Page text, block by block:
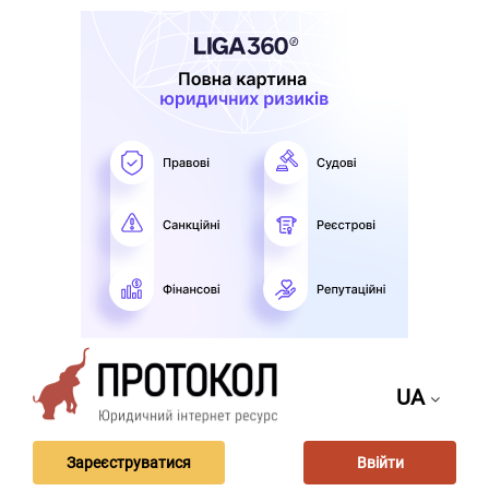
UA
Зареєструватися Ввійти